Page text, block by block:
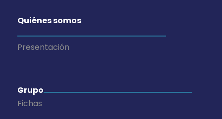
Quiénes somos
Presentación
Grupo
Fichas